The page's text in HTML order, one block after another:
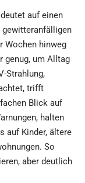
auf einen
gewitteranfälligen
Wochen hinweg
genug, um Alltag
Strahlung,
trifft
Blick auf
halten
auf Kinder, ältere
So
aber deutlich